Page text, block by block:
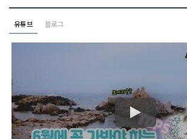
유튜브 블로그